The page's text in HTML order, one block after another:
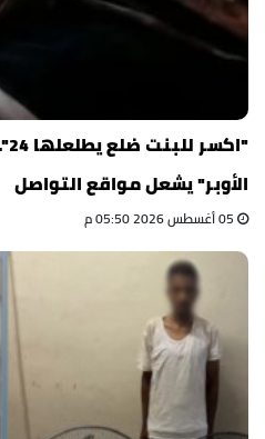
الأوبر" يشعل مواقع التواصل